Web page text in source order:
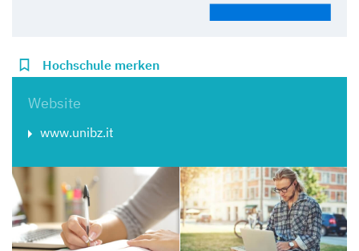
Hochschule merken
Website
www.unibz.it